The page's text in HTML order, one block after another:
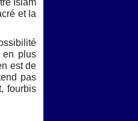
et la
en plus
est de
pas
fourbis